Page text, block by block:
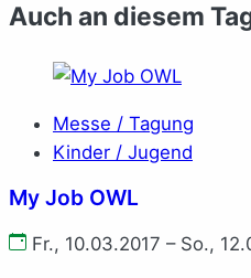
Auch an diesem
Messe / Tagung
Kinder / Jugend
My Job OWL
Fr., 10.03.2017 – So.,